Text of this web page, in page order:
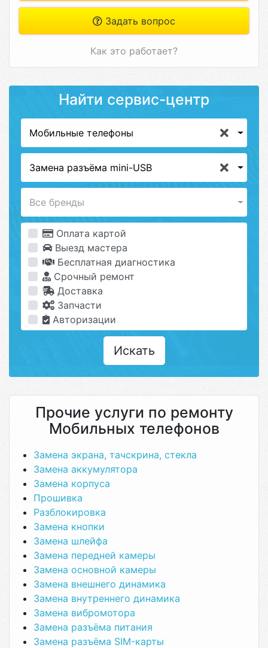
Задать вопрос
Как это работает?
Найти сервис-центр
Мобильные телефоны
Замена разъёма mini-USB
Все бренды
Оплата картой
Выезд мастера
Бесплатная диагностика
Срочный ремонт
Доставка
Запчасти
Авторизации
Искать
Прочие услуги по ремонту
Мобильных телефонов
Замена экрана, тачскрина, стекла
Замена аккумулятора
Замена корпуса
Прошивка
Разблокировка
Замена кнопки
Замена шлейфа
Замена передней камеры
Замена основной камеры
Замена внешнего динамика
Замена внутреннего динамика
Замена вибромотора
Замена разъёма питания
Замена разъёма SIM-карты